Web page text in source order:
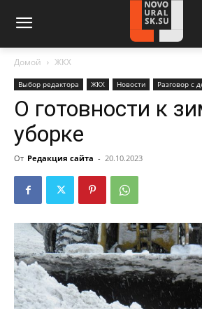
Домой ЖКХ
Выбор редактора ЖКХ Новости Разговор с
О готовности к
уборке
От Редакция сайта - 20.10.2023